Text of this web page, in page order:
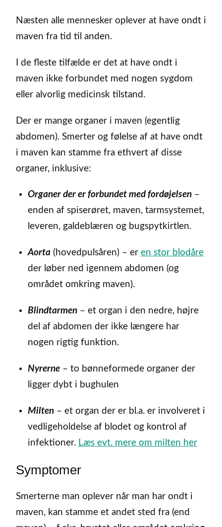
Næsten alle mennesker oplever at have ondt i
maven fra tid til anden.
I de fleste tilfælde er det at have ondt i
maven ikke forbundet med nogen sygdom
eller alvorlig medicinsk tilstand.
Der er mange organer i maven (egentlig
abdomen). Smerter og følelse af at have ondt
i maven kan stamme fra ethvert af disse
organer, inklusive:
Organer der er forbundet med fordøjelsen–
enden af spiserøret, maven, tarmsystemet,
leveren, galdeblæren og bugspytkirtlen.
Aorta(hovedpulsåren) – er en stor blodåre
der løber ned igennem abdomen (og
området omkring maven).
Blindtarmen– et organ i den nedre, højre
del af abdomen der ikke længere har
nogen rigtig funktion.
Nyrerne– to bønneformede organer der
ligger dybt i bughulen
Milten– et organ der er bl.a. er involveret i
vedligeholdelse af blodet og kontrol af
infektioner. Læs evt. mere om milten her
Symptomer
Smerterne man oplever når man har ondt i
maven, kan stamme et andet sted fra (end